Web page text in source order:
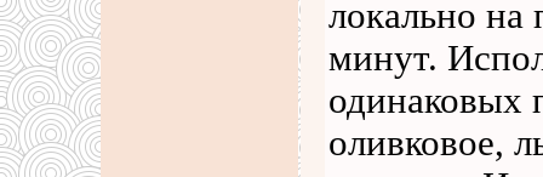
локально на
минут.
одинаковых
оливковое,